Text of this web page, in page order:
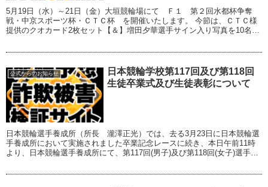
5月19日（水）～21日（金）大垣競輪場にて Ｆ１ 第２回水都杯争奪
戦・中京スポーツ杯・ＣＴＣ杯 を開催いたします。 今節は、ＣＴＣ様
提供のクオカード2枚セット【＆】増田夕華選手サイン入り写真を10名様
公式からのお知らせ
日本競輪学校第117回及び第118回
生徒卒業式及び生徒表彰について
日本競輪選手養成所（所長 瀧澤正光）では、去る3月23日に日本競輪選
手養成所において実施されました卒業記念レースに続き、本日午前11時
より、日本競輪選手養成所にて、第117回(男子)及び第118回(女子)選手候